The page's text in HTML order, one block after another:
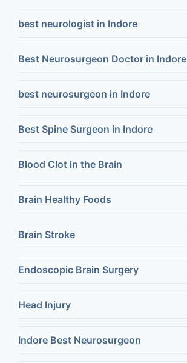
best neurologist in Indore
Best Neurosurgeon Doctor in Indore
best neurosurgeon in Indore
Best Spine Surgeon in Indore
Blood Clot in the Brain
Brain Healthy Foods
Brain Stroke
Endoscopic Brain Surgery
Head Injury
Indore Best Neurosurgeon